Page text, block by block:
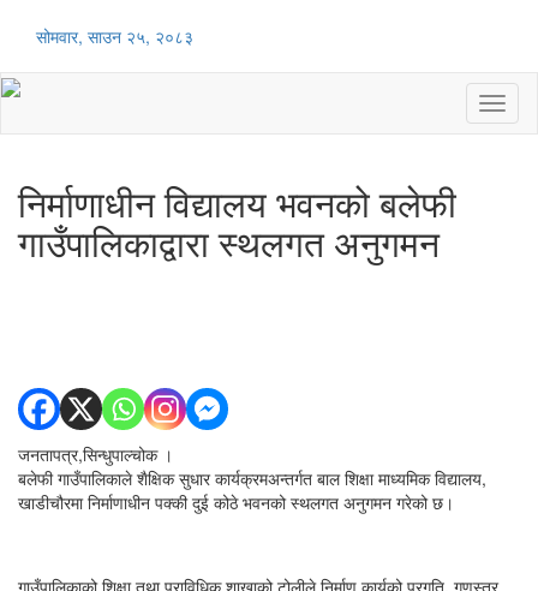
सोमवार, साउन २५, २०८३
निर्माणाधीन विद्यालय भवनको बलेफी
गाउँपालिकाद्वारा स्थलगत अनुगमन
जनतापत्र,सिन्धुपाल्चोक ।
बलेफी गाउँपालिकाले शैक्षिक सुधार कार्यक्रमअन्तर्गत बाल शिक्षा माध्यमिक विद्यालय,
खाडीचौरमा निर्माणाधीन पक्की दुई कोठे भवनको स्थलगत अनुगमन गरेको छ।
गाउँपालिकाको शिक्षा तथा प्राविधिक शाखाको टोलीले निर्माण कार्यको प्रगति, गुणस्तर